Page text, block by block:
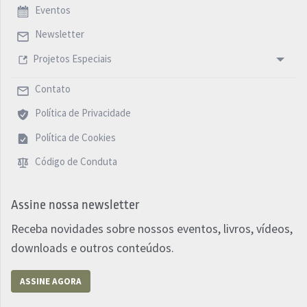
Eventos
Newsletter
Projetos Especiais
Contato
Política de Privacidade
Política de Cookies
Código de Conduta
Assine nossa newsletter
Receba novidades sobre nossos eventos, livros, vídeos,
downloads e outros conteúdos.
ASSINE AGORA